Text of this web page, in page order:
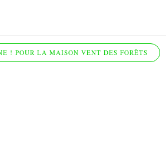
! POUR LA MAISON VENT DES FORÊTS